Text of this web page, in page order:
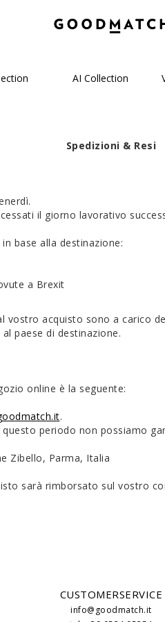
AI Collection
Spedizioni & Resi
il giorno lavorativo
base alla destinazione:
a Brexit
vostro acquisto sono a carico
paese di destinazione.
online è la seguente:
.
periodo non possiamo
Zibello, Parma, Italia
sarà rimborsato sul vostro
CUSTOMERSERVICE
info@goodmatch.it